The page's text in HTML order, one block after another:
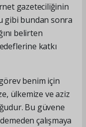
gazeteciliğinin
gibi bundan sonra
belirten
katkı
benim için
ülkemize ve aziz
Bu güvene
çalışmaya